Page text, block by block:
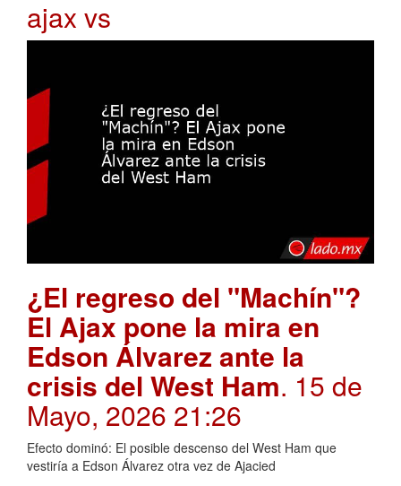
ajax vs
¿El regreso del "Machín"?
El Ajax pone la mira en
Edson Álvarez ante la
crisis del West Ham. 15 de
Mayo, 2026 21:26
Efecto dominó: El posible descenso del West Ham que
vestiría a Edson Álvarez otra vez de Ajacied